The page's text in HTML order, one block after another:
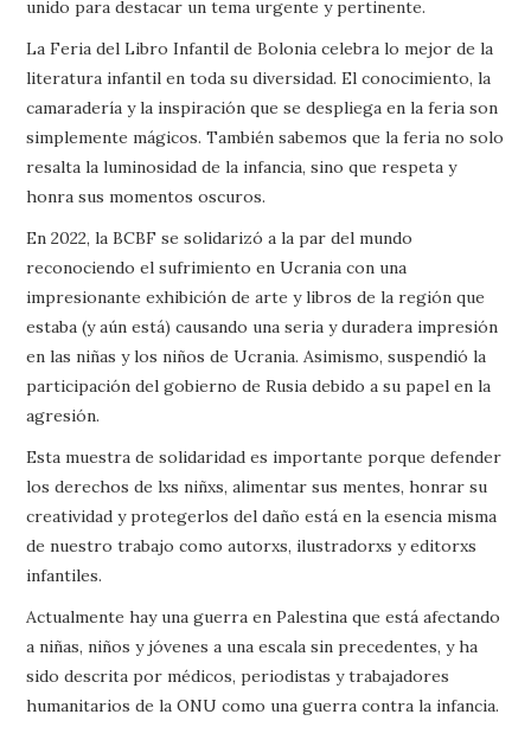
unido para destacar un tema urgente y pertinente.
La Feria del Libro Infantil de Bolonia celebra lo mejor de la
literatura infantil en toda su diversidad. El conocimiento, la
camaradería y la inspiración que se despliega en la feria son
simplemente mágicos. También sabemos que la feria no solo
resalta la luminosidad de la infancia, sino que respeta y
honra sus momentos oscuros.
En 2022, la BCBF se solidarizó a la par del mundo
reconociendo el sufrimiento en Ucrania con una
impresionante exhibición de arte y libros de la región que
estaba (y aún está) causando una seria y duradera impresión
en las niñas y los niños de Ucrania. Asimismo, suspendió la
participación del gobierno de Rusia debido a su papel en la
agresión.
Esta muestra de solidaridad es importante porque defender
los derechos de lxs niñxs, alimentar sus mentes, honrar su
creatividad y protegerlos del daño está en la esencia misma
de nuestro trabajo como autorxs, ilustradorxs y editorxs
infantiles.
Actualmente hay una guerra en Palestina que está afectando
a niñas, niños y jóvenes a una escala sin precedentes, y ha
sido descrita por médicos, periodistas y trabajadores
humanitarios de la ONU como una guerra contra la infancia.